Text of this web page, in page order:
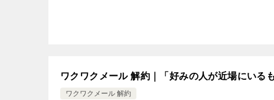
ワクワクメール 解約｜「好みの人が近場にいる
ワクワクメール 解約